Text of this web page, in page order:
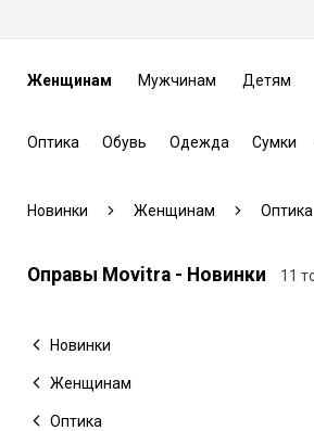
Женщинам Мужчинам Детям
Оптика Обувь Одежда Сумки
Новинки Женщинам Оптика
Оправы Movitra - Новинки 11
Новинки
Женщинам
Оптика